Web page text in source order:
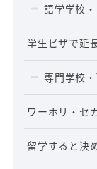
語学学校
学生ビザで延
専門学校
ワーホリ・セ
留学すると決